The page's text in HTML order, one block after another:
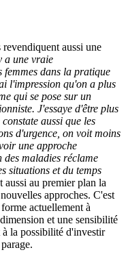
revendiquent aussi une
a une vraie
femmes dans la pratique
l'impression qu'on a plus
qui se pose sur un
J'essaye d'être plus
aussi que les
d'urgence, on voit moins
une approche
maladies réclame
situations et du temps
aussi au premier plan la
approches. C'est
actuellement à
et une sensibilité
la possibilité d'investir